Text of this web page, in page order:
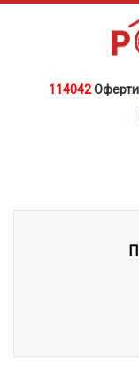
114042Оферти